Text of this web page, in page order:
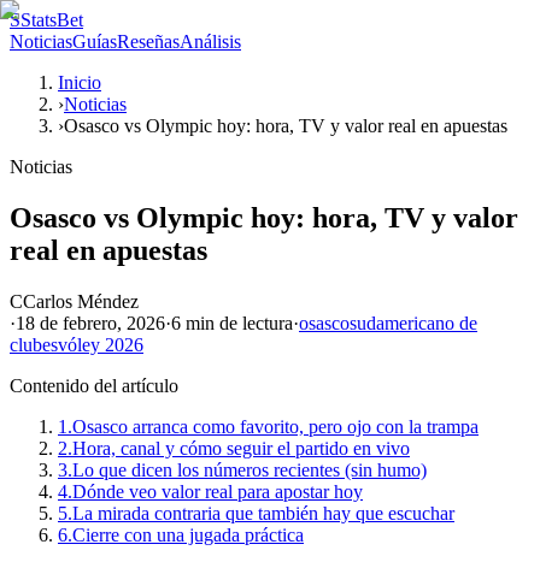
SStatsBet
NoticiasGuíasReseñasAnálisis
Inicio
›Noticias
›Osasco vs Olympic hoy: hora, TV y valor real en apuestas
Noticias
Osasco vs Olympic hoy: hora, TV y valor
real en apuestas
CCarlos Méndez
·18 de febrero, 2026·6 min de lectura·osascosudamericano de
clubesvóley 2026
Contenido del artículo
1.Osasco arranca como favorito, pero ojo con la trampa
2.Hora, canal y cómo seguir el partido en vivo
3.Lo que dicen los números recientes (sin humo)
4.Dónde veo valor real para apostar hoy
5.La mirada contraria que también hay que escuchar
6.Cierre con una jugada práctica